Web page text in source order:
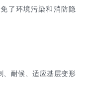
了环境污染和消防隐
、耐候、适应基层变形